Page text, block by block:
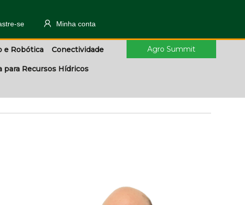
se Minha conta
e Robótica Conectividade
para Recursos Hídricos
Agro Summit